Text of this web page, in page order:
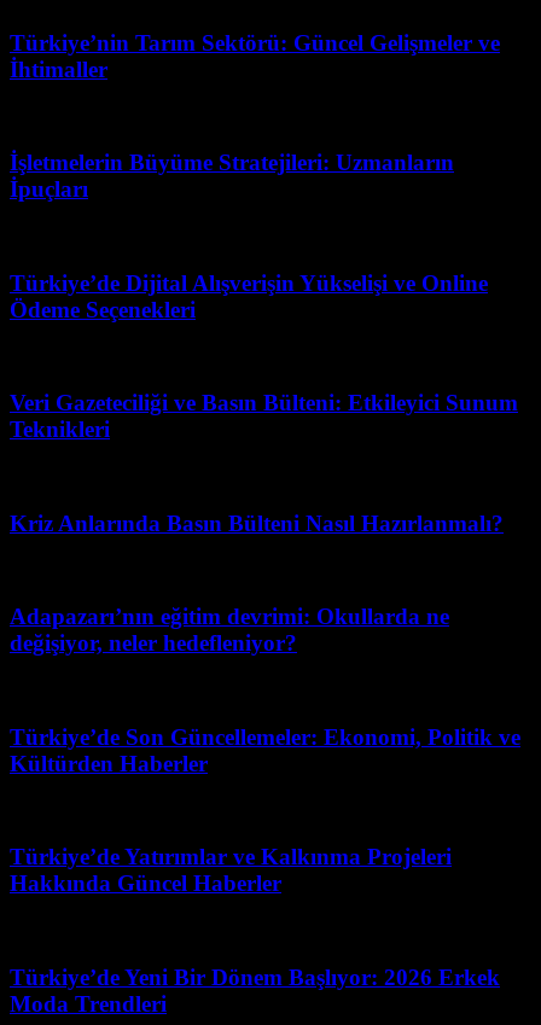
Türkiye’nin Tarım Sektörü: Güncel Gelişmeler ve
İhtimaller
İşletmelerin Büyüme Stratejileri: Uzmanların
İpuçları
Türkiye’de Dijital Alışverişin Yükselişi ve Online
Ödeme Seçenekleri
Veri Gazeteciliği ve Basın Bülteni: Etkileyici Sunum
Teknikleri
Kriz Anlarında Basın Bülteni Nasıl Hazırlanmalı?
Adapazarı’nın eğitim devrimi: Okullarda ne
değişiyor, neler hedefleniyor?
Türkiye’de Son Güncellemeler: Ekonomi, Politik ve
Kültürden Haberler
Türkiye’de Yatırımlar ve Kalkınma Projeleri
Hakkında Güncel Haberler
Türkiye’de Yeni Bir Dönem Başlıyor: 2026 Erkek
Moda Trendleri